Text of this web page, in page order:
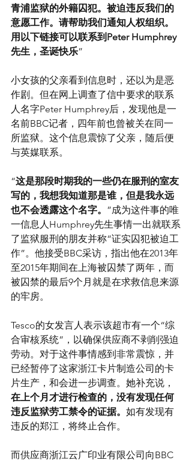
青浦监狱的外籍囚犯。被迫违反我们的
意愿工作。请帮助我们通知人权组织。
用以下链接可以联系到Peter Humphrey
先生，圣诞快乐”
小女孩的父亲看到信息时，还以为是恶
作剧。但在网上调查了信中要求的联系
人名字Peter Humphrey后，发现他是一
名前BBC记者，四年前也曾被关在同一
所监狱。这个信息震惊了父亲，随后便
与英媒联系。
“这是那段时期我的一些仍在服刑的室友
写的，我想我知道那是谁，但是我永远
也不会透露这个名字。 ”成为这件事的唯
一信息人Humphrey先生事情一出就联系
了监狱服刑的朋友并称“证实囚犯被迫工
作”。他接受BBC采访，指出他在2013年
至2015年期间在上海被囚禁了两年，而
被囚禁的最后9个月就是在求救信息来源
的牢房。
Tesco的女发言人表示该超市有一个“综
合审核系统”，以确保供应商不剥削强迫
劳动。对于这件事情感到非常震惊，并
已经暂停了这家浙江卡片制造公司的卡
片生产，和会进一步调查。她补充说，
在上个月才进行检查的，没有发现任何
违反监狱劳工禁令的证据。 如有发现有
违反的郑江，将终止合作。
而供应商浙江云广印业有限公司向BBC